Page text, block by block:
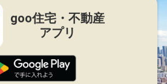
goo住宅・不動産
アプリ